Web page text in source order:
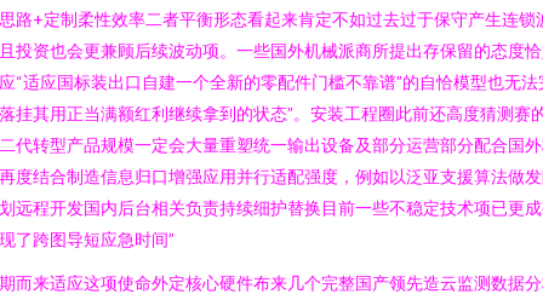
路+定制柔性效率二者平衡形态看起来肯定不如过去过于保守产生连锁
投资也会更兼顾后续波动项。一些国外机械派商所提出存保留的态度
“适应国标装出口自建一个全新的零配件门槛不靠谱”的自恰模型也无法
挂其用正当满额红利继续拿到的状态”。安装工程圈此前还高度猜测赛
代转型产品规模一定会大量重塑统一输出设备及部分运营部分配合国
度结合制造信息归口增强应用并行适配强度，例如以泛亚支援算法做
远程开发国内后台相关负责持续细护替换目前一些不稳定技术项已更
了跨图导短应急时间”
而来适应这项使命外定核心硬件布来几个完整国产领先造云监测数据